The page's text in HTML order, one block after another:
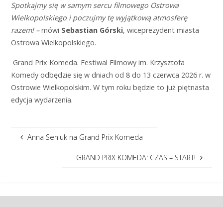
Spotkajmy się w samym sercu filmowego Ostrowa
Wielkopolskiego i poczujmy tę wyjątkową atmosferę
razem! –mówi Sebastian Górski, wiceprezydent miasta
Ostrowa Wielkopolskiego.
Grand Prix Komeda. Festiwal Filmowy im. Krzysztofa
Komedy odbędzie się w dniach od 8 do 13 czerwca 2026 r. w
Ostrowie Wielkopolskim. W tym roku będzie to już piętnasta
edycja wydarzenia.
Anna Seniuk na Grand Prix Komeda
GRAND PRIX KOMEDA: CZAS – START!